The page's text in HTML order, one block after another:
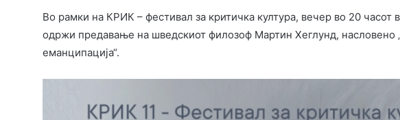
Во рамки на КРИК – фестивал за критичка култура, вечер во 20 часот
одржи предавање на шведскиот филозоф Мартин Хеглунд, насловено
еманципација“.